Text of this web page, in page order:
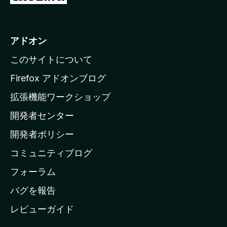
i
l
a
ホ
ー
ム
ー
ジ
へ
アドオン
このサイトについて
Firefox アドオンブログ
拡張機能ワークショップ
開発者センター
開発者ポリシー
コミュニティブログ
フォーラム
バグを報告
レビューガイド